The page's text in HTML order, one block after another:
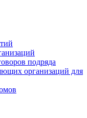
подряда
организаций для